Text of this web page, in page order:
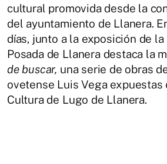
cultural promovida desde la
del ayuntamiento de Llanera.
días, junto a la exposición de
Posada de Llanera destaca la
de buscar, una serie de obras
ovetense Luis Vega expuestas
Cultura de Lugo de Llanera.